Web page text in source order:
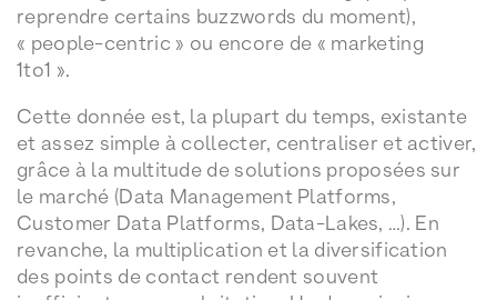
reprendre certains buzzwords du moment),
« people-centric » ou encore de « marketing
1to1 ».
Cette donnée est, la plupart du temps, existante
et assez simple à collecter, centraliser et activer,
grâce à la multitude de solutions proposées sur
le marché (Data Management Platforms,
Customer Data Platforms, Data-Lakes, …). En
revanche, la multiplication et la diversification
des points de contact rendent souvent